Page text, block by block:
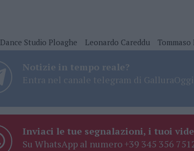
Dance Studio Ploaghe Leonardo Careddu Tommaso
Notizie in tempo reale?
Entra nel canale telegram di
Inviaci le tue segnalazioni, i tuoi
Su WhatsApp al numero +39 345 356